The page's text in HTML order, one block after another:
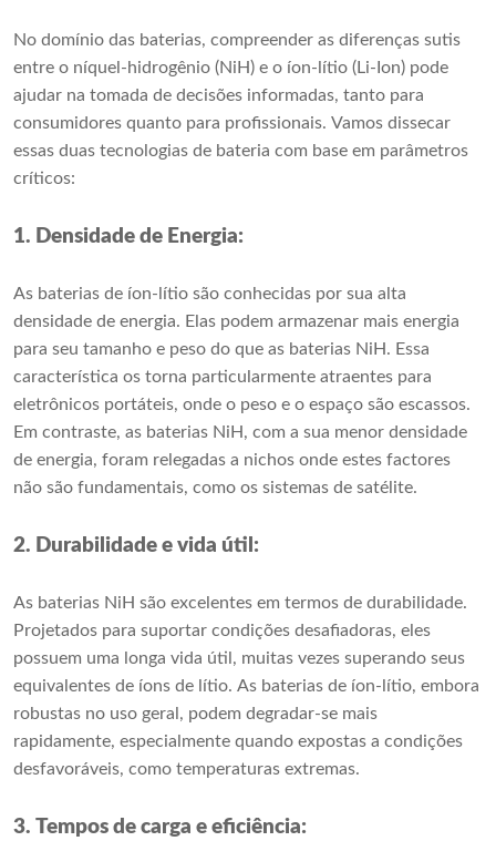
No domínio das baterias, compreender as diferenças sutis
entre o níquel-hidrogênio (NiH) e o íon-lítio (Li-Ion) pode
ajudar na tomada de decisões informadas, tanto para
consumidores quanto para profissionais. Vamos dissecar
essas duas tecnologias de bateria com base em parâmetros
críticos:
1. Densidade de Energia:
As baterias de íon-lítio são conhecidas por sua alta
densidade de energia. Elas podem armazenar mais energia
para seu tamanho e peso do que as baterias NiH. Essa
característica os torna particularmente atraentes para
eletrônicos portáteis, onde o peso e o espaço são escassos.
Em contraste, as baterias NiH, com a sua menor densidade
de energia, foram relegadas a nichos onde estes factores
não são fundamentais, como os sistemas de satélite.
2. Durabilidade e vida útil:
As baterias NiH são excelentes em termos de durabilidade.
Projetados para suportar condições desafiadoras, eles
possuem uma longa vida útil, muitas vezes superando seus
equivalentes de íons de lítio. As baterias de íon-lítio, embora
robustas no uso geral, podem degradar-se mais
rapidamente, especialmente quando expostas a condições
desfavoráveis, como temperaturas extremas.
3. Tempos de carga e eficiência: